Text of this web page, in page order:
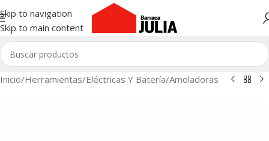
Skip to navigation
Skip to main content
Inicio/Herramientas/Eléctricas Y Batería/Amoladoras